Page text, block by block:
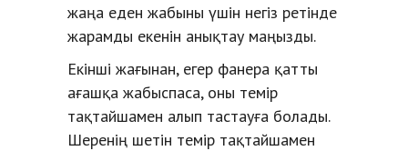
жаңа еден жабыны үшін негіз ретінде
жарамды екенін анықтау маңызды.
Екінші жағынан, егер фанера қатты
ағашқа жабыспаса, оны темір
тақтайшамен алып тастауға болады.
Шеренің шетін темір тақтайшамен